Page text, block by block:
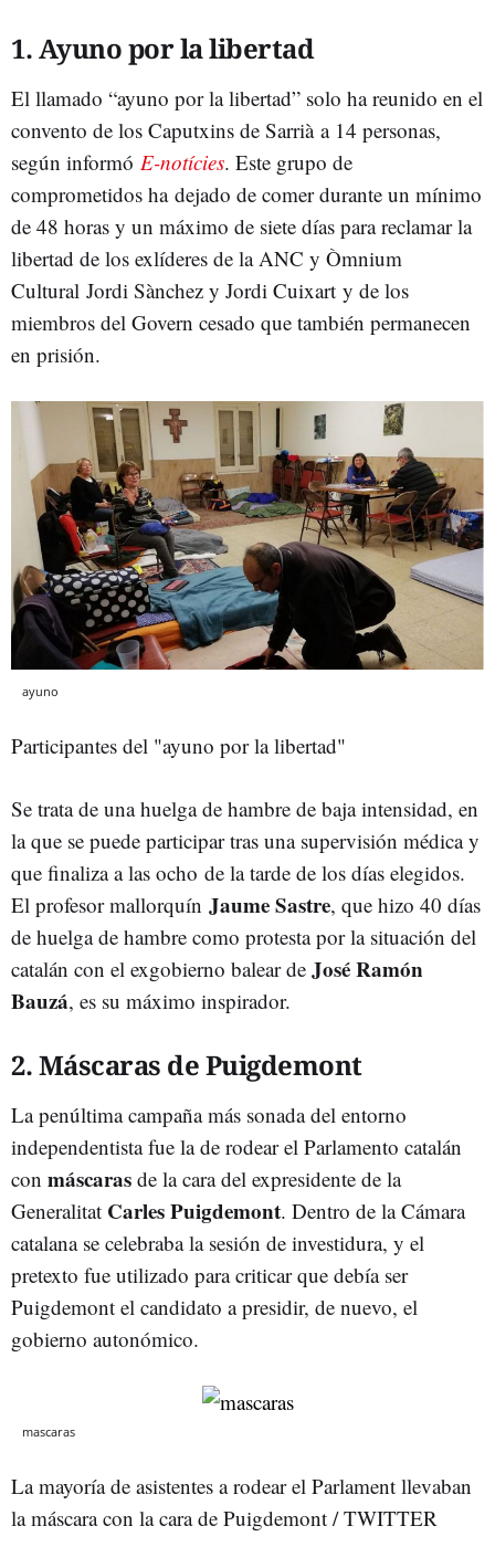
1. Ayuno por la libertad
El llamado “ayuno por la libertad” solo ha reunido en el
convento de los Caputxins de Sarrià a 14 personas,
según informó E-notícies. Este grupo de
comprometidos ha dejado de comer durante un mínimo
de 48 horas y un máximo de siete días para reclamar la
libertad de los exlíderes de la ANC y Òmnium
Cultural Jordi Sànchez y Jordi Cuixart y de los
miembros del Govern cesado que también permanecen
en prisión.
ayuno
Participantes del "ayuno por la libertad"
Se trata de una huelga de hambre de baja intensidad, en
la que se puede participar tras una supervisión médica y
que finaliza a las ocho de la tarde de los días elegidos.
El profesor mallorquín Jaume Sastre, que hizo 40 días
de huelga de hambre como protesta por la situación del
catalán con el exgobierno balear de José Ramón
Bauzá, es su máximo inspirador.
2. Máscaras de Puigdemont
La penúltima campaña más sonada del entorno
independentista fue la de rodear el Parlamento catalán
con máscaras de la cara del expresidente de la
Generalitat Carles Puigdemont. Dentro de la Cámara
catalana se celebraba la sesión de investidura, y el
pretexto fue utilizado para criticar que debía ser
Puigdemont el candidato a presidir, de nuevo, el
gobierno autonómico.
mascaras
La mayoría de asistentes a rodear el Parlament llevaban
la máscara con la cara de Puigdemont / TWITTER